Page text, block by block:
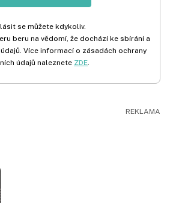
se můžete kdykoliv.
beru na vědomí, že dochází ke sbírání a
Více informací o zásadách ochrany
údajů naleznete ZDE.